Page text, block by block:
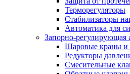
Терморегуляторы
Стабилизаторы
Автоматика для
Запорно-регулирующая
Шаровые краны и
Редукторы
Смесительные